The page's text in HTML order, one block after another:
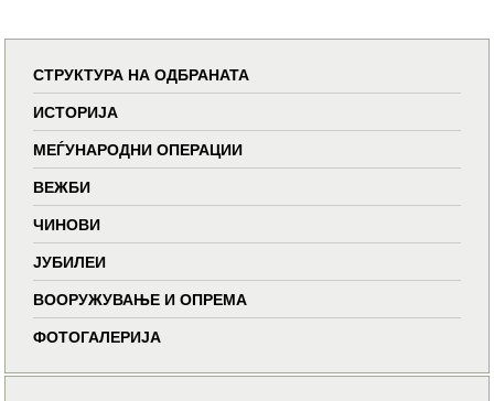
СТРУКТУРА НА ОДБРАНАТА
ИСТОРИЈА
МЕЃУНАРОДНИ ОПЕРАЦИИ
ВЕЖБИ
ЧИНОВИ
ЈУБИЛЕИ
ВООРУЖУВАЊЕ И ОПРЕМА
ФОТОГАЛЕРИЈА